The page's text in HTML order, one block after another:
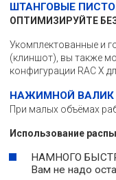
ШТАНГОВЫЕ
ОПТИМИЗИРУЙТЕ
Укомплектованные и
(клиншот), вы также
конфигурации RAC X
НАЖИМНОЙ ВАЛИК
При малых объёмах
Использование
НАМНОГО
Вам не надо